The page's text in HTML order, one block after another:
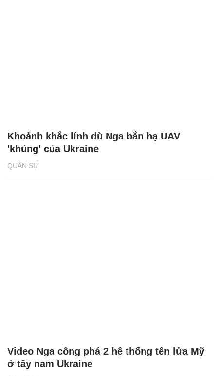
QUÂN SỰ
Khoảnh khắc lính dù Nga bắn hạ UAV
'khủng' của Ukraine
Video Nga công phá 2 hệ thống tên lửa Mỹ
ở tây nam Ukraine